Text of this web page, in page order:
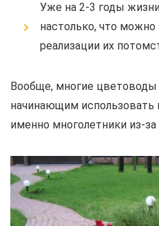
Уже на 2-3 годы
настолько, что можно
реализации их
Вообще, многие
начинающим
именно многолетники из-за